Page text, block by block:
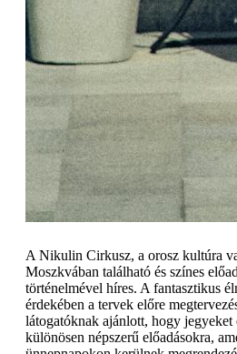
A Nikulin Cirkusz, a orosz kultúra
Moszkvában található és színes
történelmével híres. A fantasztikus
érdekében a tervek előre
látogatóknak ajánlott, hogy jegyeket
különösen népszerű előadásokra,